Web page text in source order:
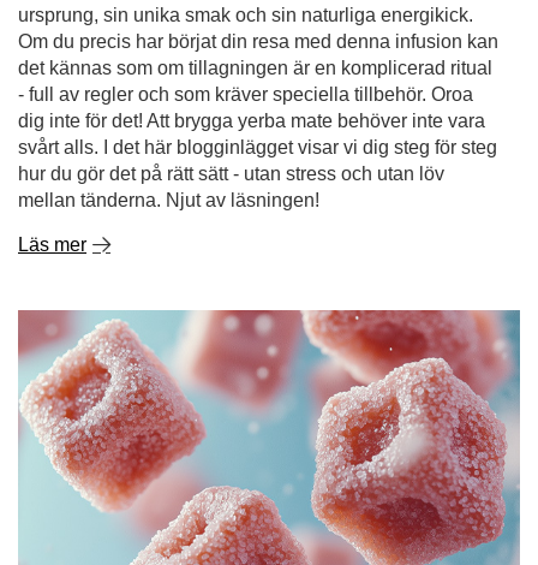
ursprung, sin unika smak och sin naturliga energikick.
Om du precis har börjat din resa med denna infusion kan
det kännas som om tillagningen är en komplicerad ritual
- full av regler och som kräver speciella tillbehör. Oroa
dig inte för det! Att brygga yerba mate behöver inte vara
svårt alls. I det här blogginlägget visar vi dig steg för steg
hur du gör det på rätt sätt - utan stress och utan löv
mellan tänderna. Njut av läsningen!
Läs mer